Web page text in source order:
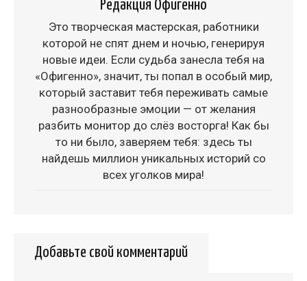
Редакция Офигенно
Это творческая мастерская, работники
которой не спят днем и ночью, генерируя
новые идеи. Если судьба занесла тебя на
«Офигенно», значит, ты попал в особый мир,
который заставит тебя переживать самые
разнообразные эмоции — от желания
разбить монитор до слёз восторга! Как бы
то ни было, заверяем тебя: здесь ты
найдешь миллион уникальных историй со
всех уголков мира!
Добавьте свой комментарий